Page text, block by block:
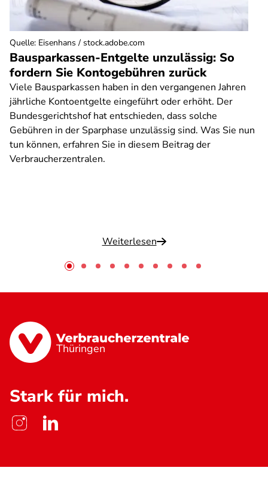
Bausparkassen-Entgelte unzulässig: So
fordern Sie Kontogebühren zurück
Viele Bausparkassen haben in den vergangenen Jahren
jährliche Kontoentgelte eingeführt oder erhöht. Der
Bundesgerichtshof hat entschieden, dass solche
Gebühren in der Sparphase unzulässig sind. Was Sie nun
tun können, erfahren Sie in diesem Beitrag der
Verbraucherzentralen.
Weiterlesen
Quelle: Eisenhans / stock.adobe.com
Thüringen
Stark für mich.